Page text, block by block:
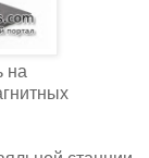
на